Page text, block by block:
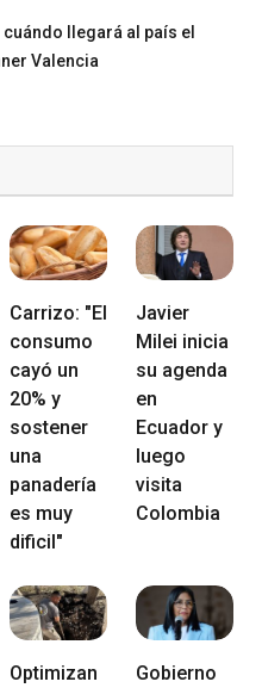
llegará al país el
Valencia
Carrizo: "El
consumo
cayó un
20% y
sostener
una
panadería
es muy
dificil"
Javier
Milei inicia
su agenda
en
Ecuador y
luego
visita
Colombia
Optimizan Gobierno